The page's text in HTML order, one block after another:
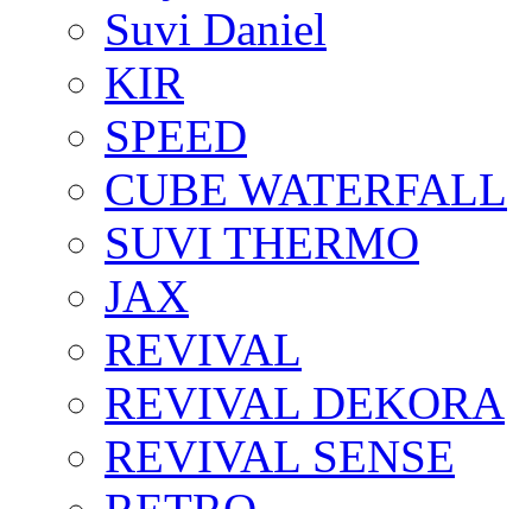
Suvi Daniel
KIR
SPEED
CUBE WATERFALL
SUVI THERMO
JAX
REVIVAL
REVIVAL DEKORA
REVIVAL SENSE